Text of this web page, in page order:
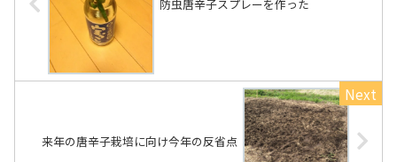
防虫唐辛子スプレーを作った
来年の唐辛子栽培に向け今年の反省点